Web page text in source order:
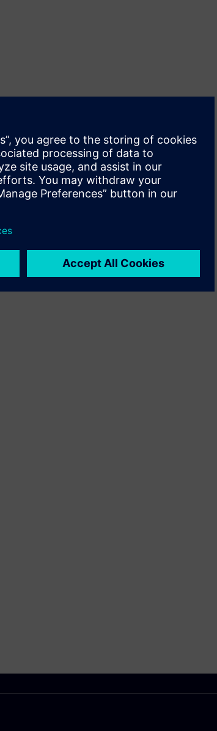
Siemens Xcelerator-produkt/-
produkt, eller skaper en ny
av Siemens Xcelerator-